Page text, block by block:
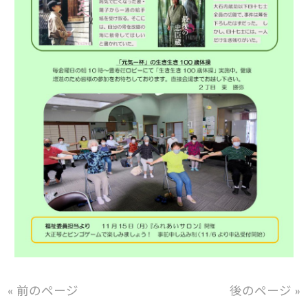
« 前のページ 後のページ »